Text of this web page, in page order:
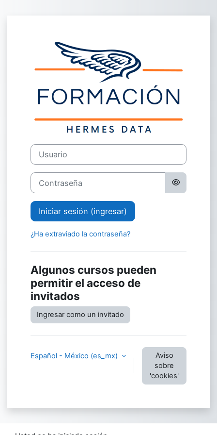
Ingresar a
Usuario
Contraseña
Iniciar sesión (ingresar)
¿Ha extraviado la contraseña?
Algunos cursos pueden
permitir el acceso de
invitados
Ingresar como un invitado
Español - México ‎(es_mx)‎
Aviso
sobre
'cookies'